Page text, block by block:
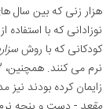
هزار زنی که بین سال های 2003 تا 2013 در
نوزادانی که با استفاده
کودکانی که با روش
نرم می کنند. همچنین، 12 و 19 درصد مادرانی که
زایمان کرده بودند نیز